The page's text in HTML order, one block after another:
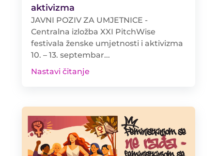
aktivizma
JAVNI POZIV ZA UMJETNICE -
Centralna izložba XXI PitchWise
festivala ženske umjetnosti i aktivizma
10. – 13. septembar...
Nastavi čitanje